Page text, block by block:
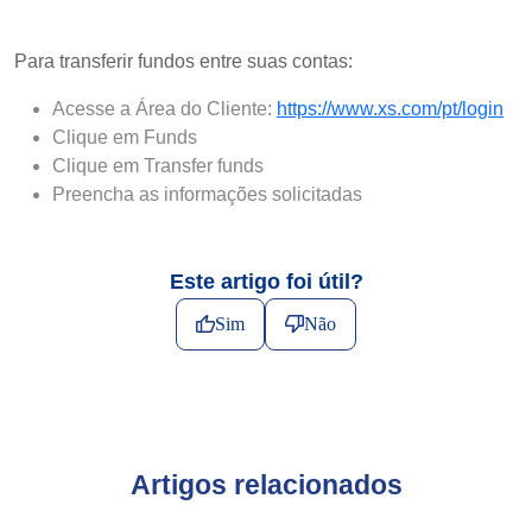
Para transferir fundos entre suas contas:
Acesse a Área do Cliente: https://www.xs.com/pt/login
Clique em Funds
Clique em Transfer funds
Preencha as informações solicitadas
Este artigo foi útil?
Sim Não
Artigos relacionados